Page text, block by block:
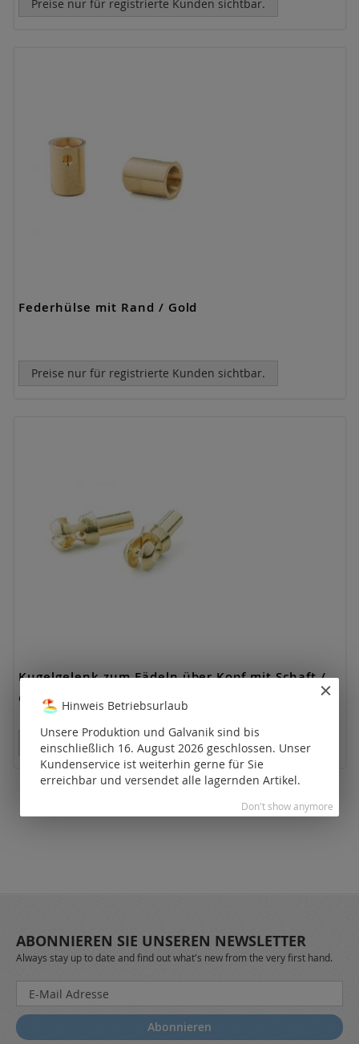
Preise nur für registrierte Kunden sichtbar.
Federhülse mit Rand / Gold
Preise nur für registrierte Kunden sichtbar.
Kugelgelenk zum Fädeln über Kopf mit Schaft /
Gold
Preise nur für registrierte Kunden sichtbar.
ABONNIEREN SIE UNSEREN NEWSLETTER
Always stay up to date and find out what's new from the very first hand.
Melden
Sie
sich
für
Abonnieren
Hinweis Betriebsurlaub
Unsere Produktion und Galvanik sind bis
einschließlich 16. August 2026 geschlossen. Unser
Kundenservice ist weiterhin gerne für Sie
erreichbar und versendet alle lagernden Artikel.
Don't show anymore